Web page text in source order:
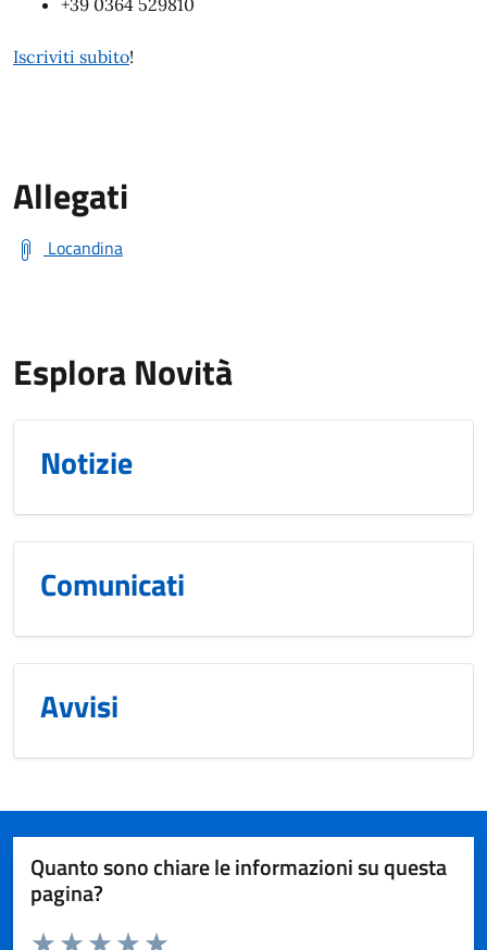
+39 0364 529810
Iscriviti subito!
Allegati
Locandina
Esplora Novità
Notizie
Comunicati
Avvisi
Quanto sono chiare le informazioni su questa
pagina?
Valuta da 1 a 5 stelle la pagina